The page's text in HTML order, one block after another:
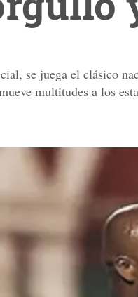
se juega el clásico
multitudes a los